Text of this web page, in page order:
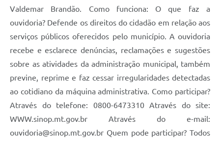
Valdemar Brandão. Como funciona: O que faz a
ouvidoria? Defende os direitos do cidadão em relação aos
serviços públicos oferecidos pelo município. A ouvidoria
recebe e esclarece denúncias, reclamações e sugestões
sobre as atividades da administração municipal, também
previne, reprime e faz cessar irregularidades detectadas
ao cotidiano da máquina administrativa. Como participar?
Através do telefone: 0800-6473310 Através do site:
WWW.sinop.mt.gov.br Através do e-mail:
ouvidoria@sinop.mt.gov.br Quem pode participar? Todos